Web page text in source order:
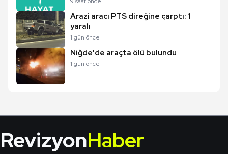
Arazi aracı PTS direğine çarptı: 1
yaralı
1 gün önce
Niğde'de araçta ölü bulundu
1 gün önce
RevizyonHaber